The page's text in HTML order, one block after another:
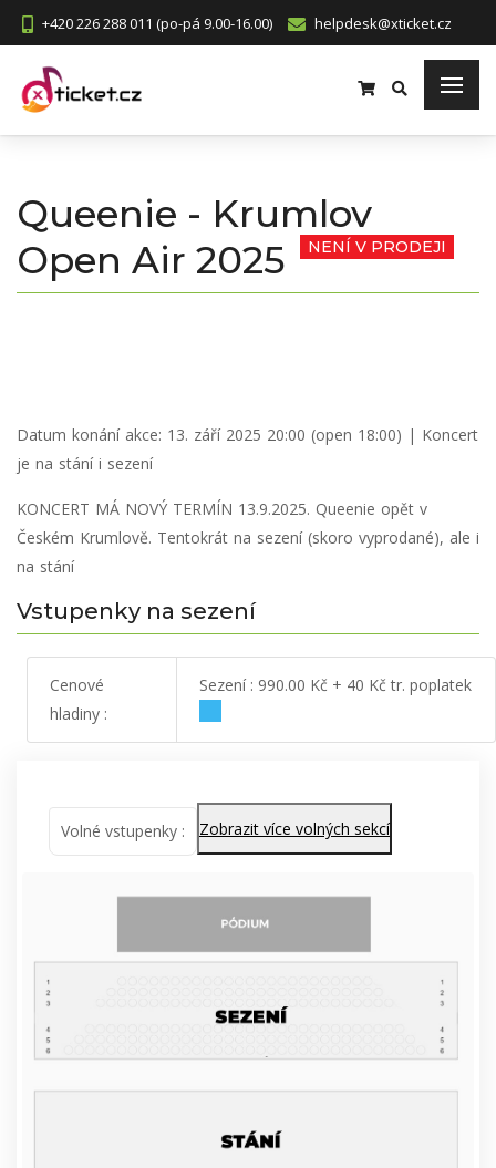
+420 226 288 011 (po-pá 9.00-16.00) helpdesk@xticket.cz
Queenie - Krumlov
Open Air 2025
NENÍ V PRODEJI
Datum konání akce: 13. září 2025 20:00 (open 18:00) | Koncert
je na stání i sezení
KONCERT MÁ NOVÝ TERMÍN 13.9.2025. Queenie opět v
Českém Krumlově. Tentokrát na sezení (skoro vyprodané), ale i
na stání
Vstupenky na sezení
Cenové
hladiny :
Sezení : 990.00 Kč + 40 Kč tr. poplatek
Volné vstupenky : Zobrazit více volných sekcí